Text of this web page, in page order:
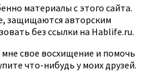
материалы с этого сайта.
защищаются авторским
без ссылки на Hablife.ru.
мне свое восхищение и помочь
что-нибудь у моих друзей.